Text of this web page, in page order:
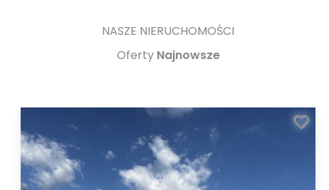
NASZE NIERUCHOMOŚCI
Oferty Najnowsze